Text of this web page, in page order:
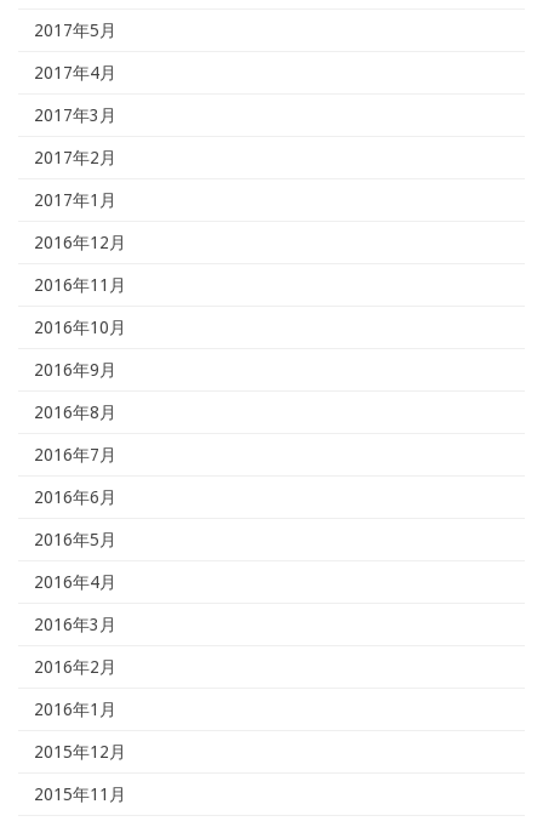
2017年5月
2017年4月
2017年3月
2017年2月
2017年1月
2016年12月
2016年11月
2016年10月
2016年9月
2016年8月
2016年7月
2016年6月
2016年5月
2016年4月
2016年3月
2016年2月
2016年1月
2015年12月
2015年11月